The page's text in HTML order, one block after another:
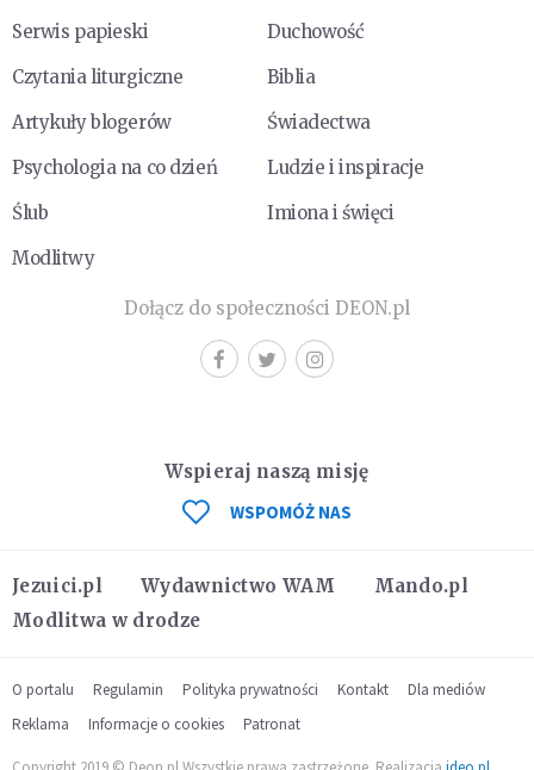
Serwis papieski
Duchowość
Czytania liturgiczne
Biblia
Artykuły blogerów
Świadectwa
Psychologia na co dzień
Ludzie i inspiracje
Ślub
Imiona i święci
Modlitwy
Dołącz do społeczności DEON.pl
Jezuici.pl Wydawnictwo WAM
Mando.pl
Modlitwa w drodze
Wspieraj naszą misję
WSPOMÓŻ NAS
O portalu Regulamin Polityka prywatności Kontakt
Dla mediów
Reklama
Informacje o cookies Patronat